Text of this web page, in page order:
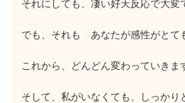
それにしても、凄い好天反応で大変
でも、それも あなたが感性がとて
これから、どんどん変わっていきま
そして、私がいなくても、しっかり